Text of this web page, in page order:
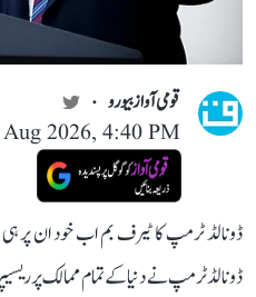
قومی آواز بیورو
2026, 4:40 PM
ڈونالڈ ٹرمپ کا ٹیرف بم اب خود ان پر
ڈونالڈ ٹرمپ نے دنیا کے تمام ممالک پر